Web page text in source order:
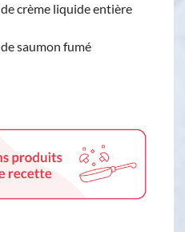
de crème liquide entière
de saumon fumé